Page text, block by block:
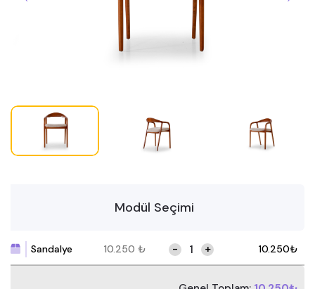
Modül Seçimi
Sandalye 10.250 ₺ - + 10.250₺